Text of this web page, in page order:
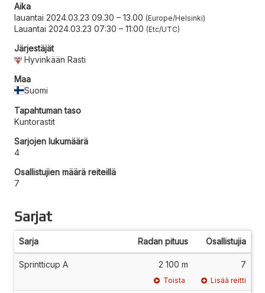
Aika
lauantai 2024.03.23 09.30 – 13.00 Europe/Helsinki
Lauantai 2024.03.23 07:30 – 11:00 Etc/UTC
Järjestäjät
Hyvinkään Rasti
Maa
Suomi
Tapahtuman taso
Kuntorastit
Sarjojen lukumäärä
4
Osallistujien määrä reiteillä
7
Sarjat
Sarja Radan pituus Osallistujia
Sprintticup A 2 100 m 7
Toista Lisää reitti